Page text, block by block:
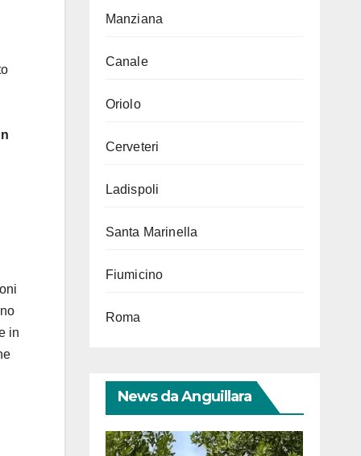
in
Manziana
Canale
Oriolo
Cerveteri
Ladispoli
Santa Marinella
Fiumicino
Roma
News da Anguillara